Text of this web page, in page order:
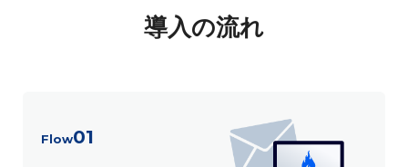
導入の流れ
Flow01